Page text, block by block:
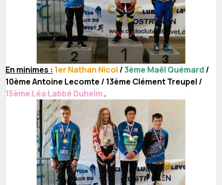
En minimes : 1er Nathan Nicol /3ème Maël Quémard /
10ème Antoine Lecomte / 13ème Clément Treupel /
15ème Léa Labbé Duheim .